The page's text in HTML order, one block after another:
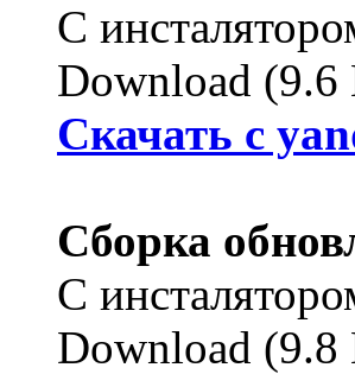
С
Download (9.6
Cкачать с
Сборка
С
Download (9.8